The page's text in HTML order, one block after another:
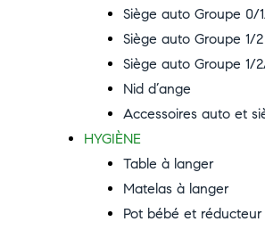
Siège auto Groupe 0/
Siège auto Groupe 1/
Siège auto Groupe 1/
Nid d’ange
Accessoires auto et
HYGIÈNE
Table à langer
Matelas à langer
Pot bébé et réducteur